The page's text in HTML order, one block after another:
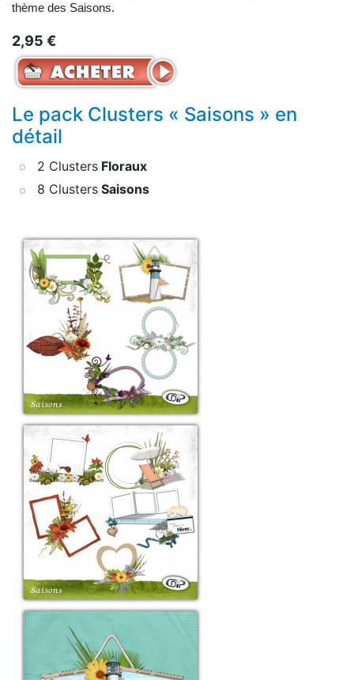
thème des Saisons.
2,95 €
Le pack Clusters « Saisons » en
détail
2 Clusters Floraux
8 Clusters Saisons